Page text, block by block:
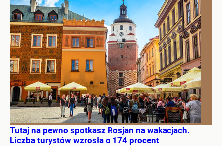
Tutaj na pewno spotkasz Rosjan na wakacjach.
Liczba turystów wzrosła o 174 procent